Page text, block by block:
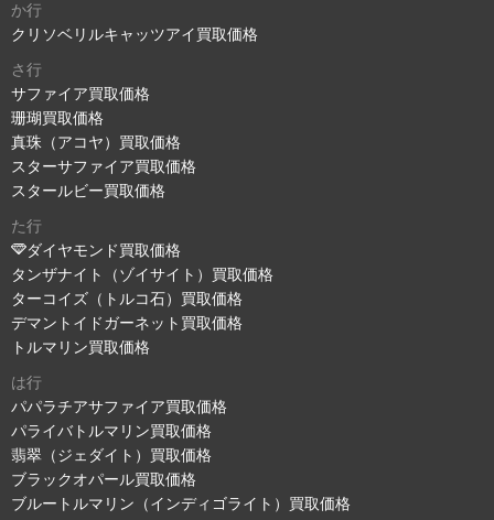
か行
クリソベリルキャッツアイ買取価格
さ行
サファイア買取価格
珊瑚買取価格
真珠（アコヤ）買取価格
スターサファイア買取価格
スタールビー買取価格
た行
ダイヤモンド買取価格
タンザナイト（ゾイサイト）買取価格
ターコイズ（トルコ石）買取価格
デマントイドガーネット買取価格
トルマリン買取価格
は行
パパラチアサファイア買取価格
パライバトルマリン買取価格
翡翠（ジェダイト）買取価格
ブラックオパール買取価格
ブルートルマリン（インディゴライト）買取価格